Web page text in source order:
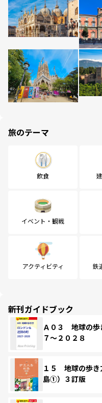
旅のテーマ
飲食
イベント・観戦
アクティビティ 鉄
新刊ガイドブック
Ａ０３ 地球の
７～２０２８
１５ 地球の歩
島①）３訂版